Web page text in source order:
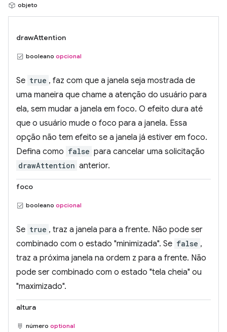
objeto
drawAttention
booleano opcional
Se true , faz com que a janela seja mostrada de
uma maneira que chame a atenção do usuário para
ela, sem mudar a janela em foco. O efeito dura até
que o usuário mude o foco para a janela. Essa
opção não tem efeito se a janela já estiver em foco.
Defina como false para cancelar uma solicitação
drawAttention anterior.
foco
booleano opcional
Se true , traz a janela para a frente. Não pode ser
combinado com o estado "minimizada". Se false ,
traz a próxima janela na ordem z para a frente. Não
pode ser combinado com o estado "tela cheia" ou
"maximizado".
altura
número optional